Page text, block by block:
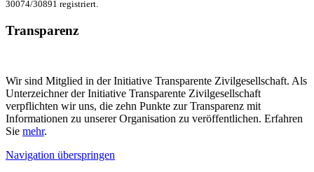
30074/30891 registriert.
Transparenz
Wir sind Mitglied in der Initiative Transparente Zivilgesellschaft. Als
Unterzeichner der Initiative Transparente Zivilgesellschaft
verpflichten wir uns, die zehn Punkte zur Transparenz mit
Informationen zu unserer Organisation zu veröffentlichen. Erfahren
Sie mehr.
Navigation überspringen